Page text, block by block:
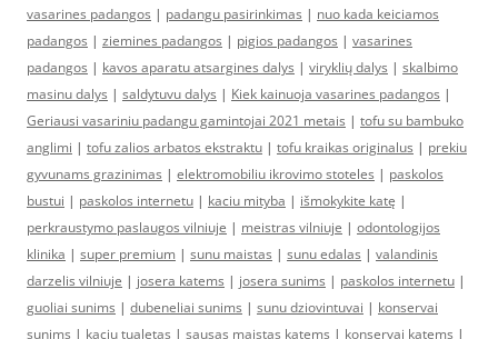
vasarines padangos | padangu pasirinkimas | nuo kada keiciamos
padangos | ziemines padangos | pigios padangos | vasarines
padangos | kavos aparatu atsargines dalys | viryklių dalys | skalbimo
masinu dalys | saldytuvu dalys | Kiek kainuoja vasarines padangos |
Geriausi vasariniu padangu gamintojai 2021 metais | tofu su bambuko
anglimi | tofu zalios arbatos ekstraktu | tofu kraikas originalus | prekiu
gyvunams grazinimas | elektromobiliu ikrovimo stoteles | paskolos
bustui | paskolos internetu | kaciu mityba | išmokykite katę |
perkraustymo paslaugos vilniuje | meistras vilniuje | odontologijos
klinika | super premium | sunu maistas | sunu edalas | valandinis
darzelis vilniuje | josera katems | josera sunims | paskolos internetu |
guoliai sunims | dubeneliai sunims | sunu dziovintuvai | konservai
sunims | kaciu tualetas | sausas maistas katems | konservai katems |